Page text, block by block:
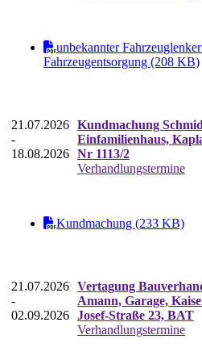
unbekannter
Fahrzeugentsorgung (208 KB)
21.07.2026
-
18.08.2026
Kundmachung
Einfamilienhaus,
Nr 1113/2
Verhandlungstermine
Kundmachung (233 KB)
21.07.2026
-
02.09.2026
Vertagung
Amann, Garage,
Josef-Straße 23, BAT
Verhandlungstermine